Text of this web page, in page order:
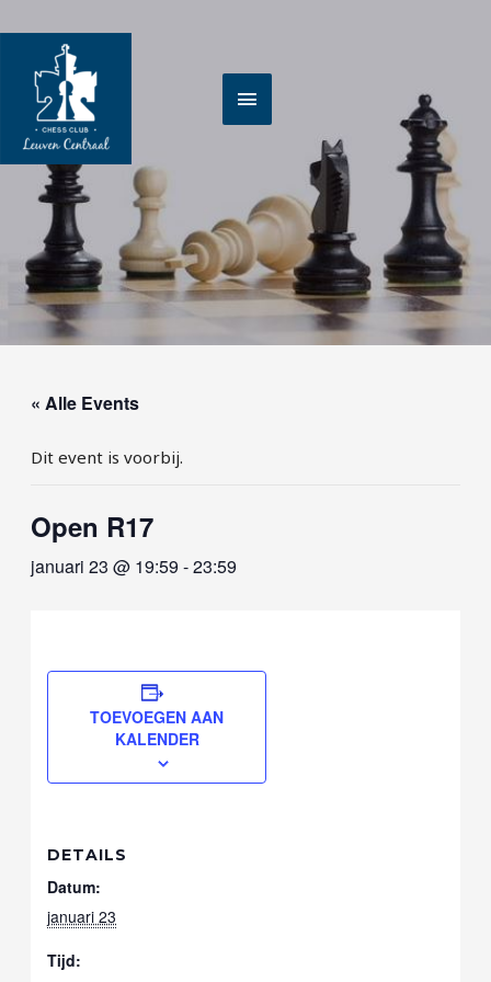
naar
inhoud
« Alle Events
Dit event is voorbij.
Open R17
januari 23 @ 19:59 -23:59
TOEVOEGEN AAN
KALENDER
DETAILS
Datum:
januari 23
Tijd: